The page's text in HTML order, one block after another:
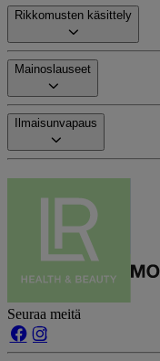
Rikkomusten käsittely
Mainoslauseet
Ilmaisunvapaus
Seuraa meitä